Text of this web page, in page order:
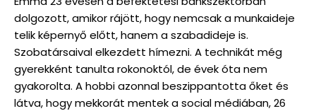
dolgozott, amikor rájött, hogy nemcsak a munkaideje
telik képernyő előtt, hanem a szabadideje is.
Szobatársaival elkezdett hímezni. A technikát még
gyerekként tanulta rokonoktól, de évek óta nem
gyakorolta. A hobbi azonnal beszippantotta őket és
látva, hogy mekkorát mentek a social médiában, 26